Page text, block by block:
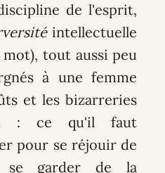
de l'esprit,
intellectuelle
mot), tout aussi peu
à une femme
et les bizarreries
: ce qu'il faut
pour se réjouir de
garder de la